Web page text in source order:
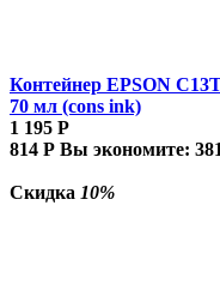
Контейнер EPSON
70 мл (cons ink)
1 195 Р
814 Р Вы экономите: 381
Скидка 10%